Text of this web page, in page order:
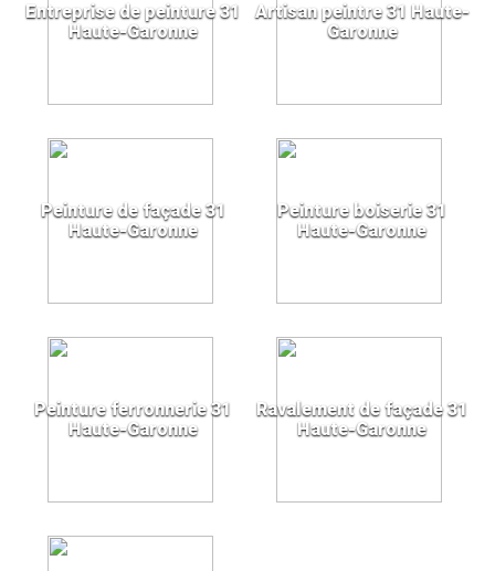
Entreprise de peinture 31
Haute-Garonne
Artisan peintre 31 Haute-
Garonne
Peinture de façade 31
Haute-Garonne
Peinture boiserie 31
Haute-Garonne
Peinture ferronnerie 31
Haute-Garonne
Ravalement de façade 31
Haute-Garonne